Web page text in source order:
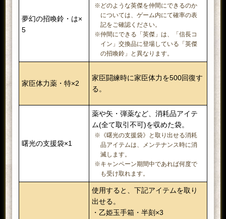
使用すると、武器または防具を選択
して入手できる。
×2
頭、胴装備の付与値を変更する護法
具を取り出せる箱。
※護法具の使い方は、妙院郷にいる
NPC《大黒天》から確認できます。
る毎に1回可能です。
法具を取り出せる箱。
※護法具の使い方は、妙院郷にいる
NPC《大黒天》から確認できます。
※付与値の設定は、護法具を1個消費す
る毎に1回可能です。
補助護法具箱・乙
特殊、お守り装備の付与値を変更す
る護法具を取り出せる箱。
※護法具の使い方は、妙院郷にいる
NPC《大黒天》から確認できます。
※付与値の設定は、護法具を1個消費す
る毎に1回可能です。
好きな奉納物を獲得できる。
九十九引札・十一
過去のイベント等に登場した「九十
九の力」がついた武器から、いずれ
か1点を確率に応じて入手可能なく
じ。
※武器の見た目は、過去のイベントで登
場したアイテムとは異なります。
い。
※《九十九引札・十一》から入手できる
アイテムは、《黄金九十九箱・辰》が
「共有可能」の取引属性である以外
は、全て取引不可です。
※各アイテムの出現確率は、ゲーム内に
て確率の表記をご確認ください。
九十九の力の合成時に使用すること
で、九十九の力全体の発現率が上昇
し、素材武器の九十九の力が必ず2
つ受け継がれる。
夢幻の招喚鈴・は×
5
※どのような英傑を仲間にできるのか
については、ゲーム内にて確率の表
記をご確認ください。
※仲間にできる「英傑」は、「信長コ
イン」交換品に登場している「英傑
の招喚鈴」と異なります。
家臣体力薬・特×2
家臣闘練時に家臣体力を500回復す
る。
曙光の支援袋×1
薬や矢・弾薬など、消耗品アイテ
ム(全て取引不可)を収めた袋。
※《曙光の支援袋》と取り出せる消耗
品アイテムは、メンテナンス時に消
滅します。
※キャンペーン期間中であれば何度で
も受け取れます。
使用すると、下記アイテムを取り
出せる。
・乙姫玉手箱・半刻×3